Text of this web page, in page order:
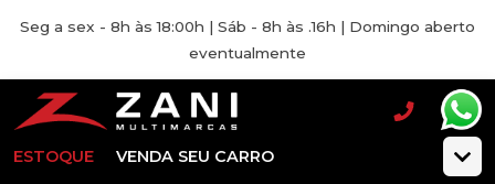
Seg a sex - 8h às 18:00h | Sáb - 8h às .16h | Domingo aberto
eventualmente
ESTOQUE VENDA SEU CARRO